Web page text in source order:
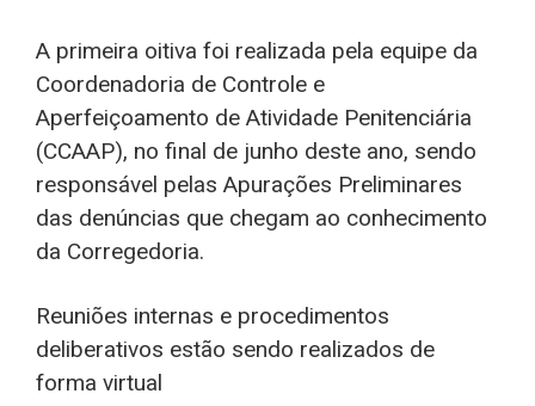
A primeira oitiva foi realizada pela equipe da
Coordenadoria de Controle e
Aperfeiçoamento de Atividade Penitenciária
(CCAAP), no final de junho deste ano, sendo
responsável pelas Apurações Preliminares
das denúncias que chegam ao conhecimento
da Corregedoria.
Reuniões internas e procedimentos
deliberativos estão sendo realizados de
forma virtual